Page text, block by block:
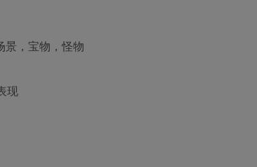
景，宝物，怪物
现